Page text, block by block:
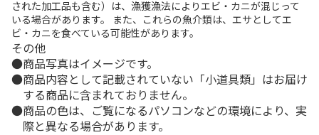
された加工品も含む）は、漁獲漁法によりエビ・カニが混じって
いる場合があります。 また、これらの魚介類は、エサとしてエ
ビ・カニを食べている可能性があります。
その他
商品写真はイメージです。
商品内容として記載されていない「小道具類」はお届け
する商品に含まれておりません。
商品の色は、ご覧になるパソコンなどの環境により、実
際と異なる場合があります。